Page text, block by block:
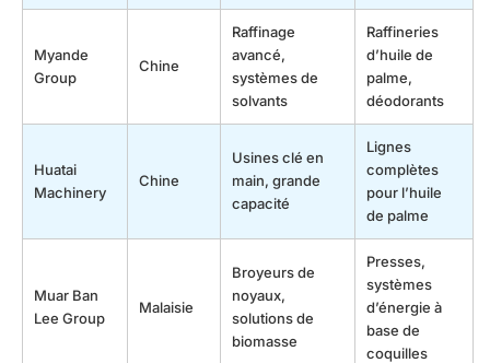
Myande
Group
Chine
Raffinage
avancé,
systèmes de
solvants
Raffineries
d’huile de
palme,
déodorants
Huatai
Machinery
Chine
Usines clé en
main, grande
capacité
Lignes
complètes
pour l’huile
de palme
Muar Ban
Lee Group
Malaisie
Broyeurs de
noyaux,
solutions de
biomasse
Presses,
systèmes
d’énergie à
base de
coquilles